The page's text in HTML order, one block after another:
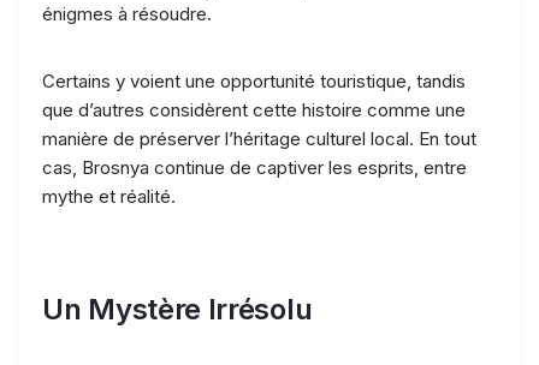
énigmes à résoudre.
Certains y voient une opportunité touristique, tandis
que d’autres considèrent cette histoire comme une
manière de préserver l’héritage culturel local. En tout
cas, Brosnya continue de captiver les esprits, entre
mythe et réalité.
Un Mystère Irrésolu